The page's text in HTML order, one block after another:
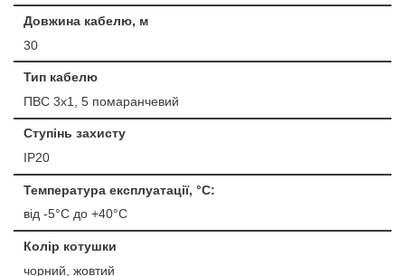
Довжина кабелю, м
30
Тип кабелю
ПВС 3х1, 5 помаранчевий
Ступінь захисту
IP20
Температура експлуатації, °С:
від -5°C до +40°C
Колір котушки
чорний, жовтий